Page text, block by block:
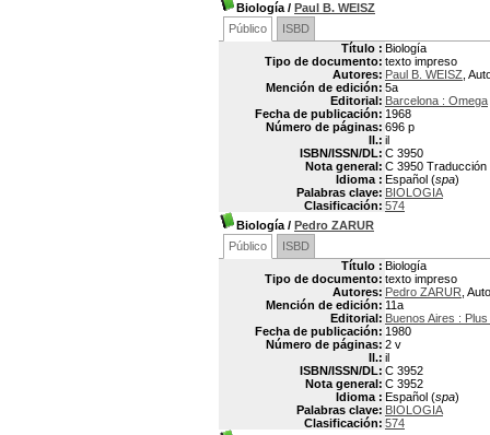
Biología / Paul B. WEISZ
Público
ISBD
Título : Biología
Tipo de documento: texto impreso
Autores: Paul B. WEISZ ,
Mención de edición: 5a
Editorial: Barcelona : Omega
Fecha de publicación: 1968
Número de páginas: 696 p
Il.: il
ISBN/ISSN/DL: C 3950
Nota general: C 3950 Traducción
Idioma : Español (spa)
Palabras clave: BIOLOGIA
Clasificación: 574
Biología / Pedro ZARUR
Público
ISBD
Título : Biología
Tipo de documento: texto impreso
Autores: Pedro ZARUR ,
Mención de edición: 11a
Editorial: Buenos Aires :
Fecha de publicación: 1980
Número de páginas: 2 v
Il.: il
ISBN/ISSN/DL: C 3952
Nota general: C 3952
Idioma : Español (spa)
Palabras clave: BIOLOGIA
Clasificación: 574